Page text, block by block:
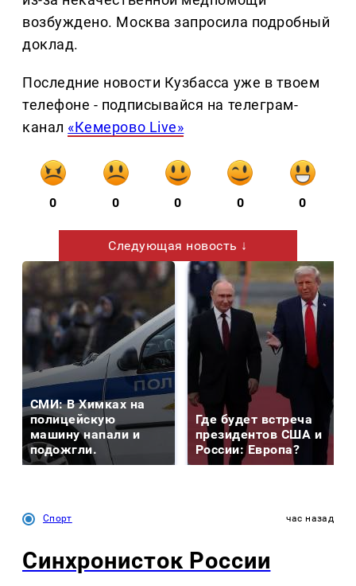
возбуждено. Москва запросила подробный
доклад.
Последние новости Кузбасса уже в твоем
телефоне - подписывайся на телеграм-
канал «Кемерово Live»
0 0 0 0 0
Следующая новость ↓
СМИ: В Химках на
полицейскую
машину напали и
подожгли.
Где будет встреча
президентов США и
России: Европа?
Спорт час назад
Синхронисток России